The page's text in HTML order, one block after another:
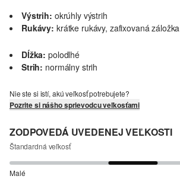
Výstrih: okrúhly výstrih
Rukávy: krátke rukávy, zafixovaná záložka
Dĺžka: polodlhé
Strih: normálny strih
Nie ste si istí, akú veľkosť potrebujete?
Pozrite si nášho sprievodcu veľkosťami
ZODPOVEDÁ UVEDENEJ VEĽKOSTI
Štandardná veľkosť
Malé